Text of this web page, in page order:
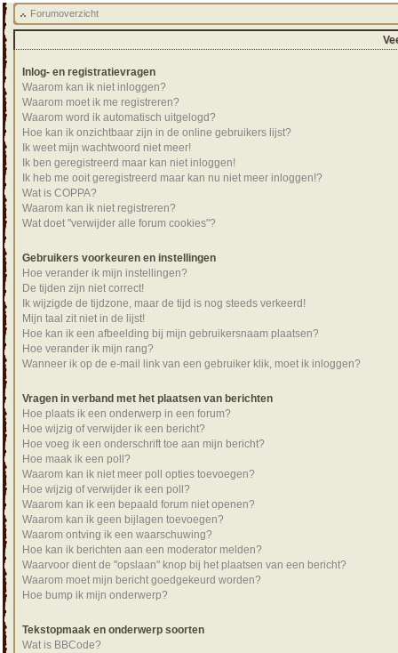
Forumoverzicht
Inlog- en registratievragen
Waarom kan ik niet inloggen?
Waarom moet ik me registreren?
Waarom word ik automatisch uitgelogd?
Hoe kan ik onzichtbaar zijn in de online gebruikers lijst?
Ik weet mijn wachtwoord niet meer!
Ik ben geregistreerd maar kan niet inloggen!
Ik heb me ooit geregistreerd maar kan nu niet meer inloggen!?
Wat is COPPA?
Waarom kan ik niet registreren?
Wat doet "verwijder alle forum cookies"?
Gebruikers voorkeuren en instellingen
Hoe verander ik mijn instellingen?
De tijden zijn niet correct!
Ik wijzigde de tijdzone, maar de tijd is nog steeds verkeerd!
Mijn taal zit niet in de lijst!
Hoe kan ik een afbeelding bij mijn gebruikersnaam plaatsen?
Hoe verander ik mijn rang?
Wanneer ik op de e-mail link van een gebruiker klik, moet ik inloggen?
Vragen in verband met het plaatsen van berichten
Hoe plaats ik een onderwerp in een forum?
Hoe wijzig of verwijder ik een bericht?
Hoe voeg ik een onderschrift toe aan mijn bericht?
Hoe maak ik een poll?
Waarom kan ik niet meer poll opties toevoegen?
Hoe wijzig of verwijder ik een poll?
Waarom kan ik een bepaald forum niet openen?
Waarom kan ik geen bijlagen toevoegen?
Waarom ontving ik een waarschuwing?
Hoe kan ik berichten aan een moderator melden?
Waarvoor dient de "opslaan" knop bij het plaatsen van een bericht?
Waarom moet mijn bericht goedgekeurd worden?
Hoe bump ik mijn onderwerp?
Tekstopmaak en onderwerp soorten
Wat is BBCode?